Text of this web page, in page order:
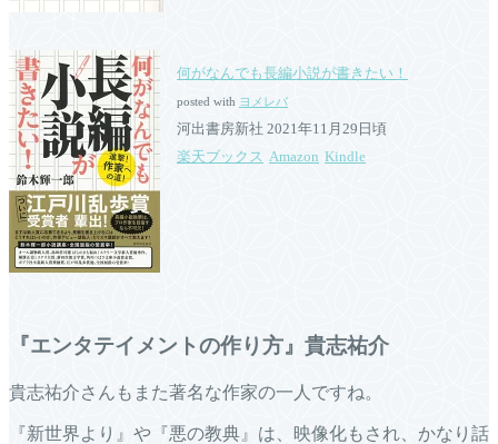
何がなんでも長編小説が書きたい！
posted with ヨメレバ
河出書房新社 2021年11月29日頃
楽天ブックス Amazon Kindle
『エンタテイメントの作り方』貴志祐介
貴志祐介さんもまた著名な作家の一人ですね。
『新世界より』や『悪の教典』は、映像化もされ、かなり話